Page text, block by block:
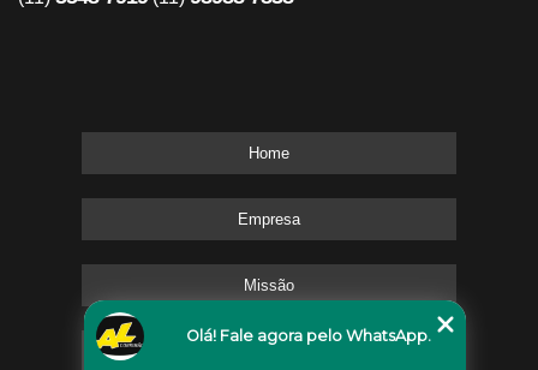
Home
Empresa
Missão
Olá! Fale agora pelo WhatsApp.